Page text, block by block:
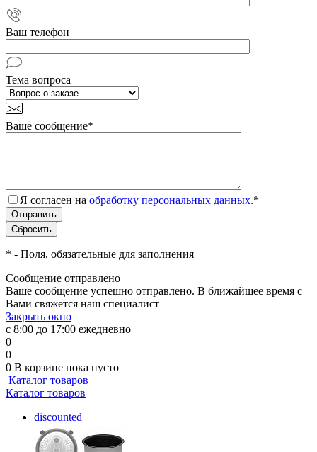
Ваш телефон
Тема вопроса
Ваше сообщение*
Я согласен на обработку персональных данных.*
* - Поля, обязательные для заполнения
Сообщение отправлено
Ваше сообщение успешно отправлено. В ближайшее время с
Вами свяжется наш специалист
Закрыть окно
с 8:00 до 17:00 ежедневно
0
0
0 В корзине пока пусто
Каталог товаров
Каталог товаров
discounted